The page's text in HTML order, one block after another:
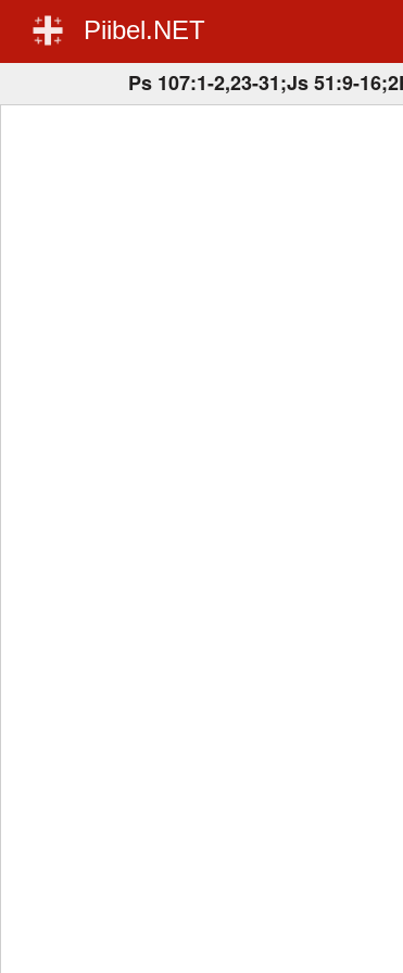
Piibel.NET
Ps 107:1-2,23-31;Js 51:9-